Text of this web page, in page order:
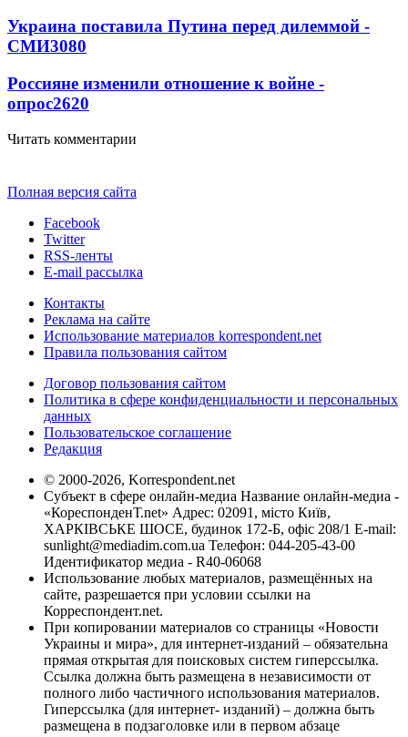
Украина поставила Путина перед дилеммой -
СМИ3080
Россияне изменили отношение к войне -
опрос2620
Читать комментарии
Полная версия сайта
Facebook
Twitter
RSS-ленты
E-mail рассылка
Контакты
Реклама на сайте
Использование материалов korrespondent.net
Правила пользования сайтом
Договор пользования сайтом
Политика в сфере конфиденциальности и персональных
данных
Пользовательское соглашение
Редакция
© 2000-2026, Korrespondent.net
Субъект в сфере онлайн-медиа Название онлайн-медиа -
«КореспонденТ.net» Адрес: 02091, місто Київ,
ХАРКІВСЬКЕ ШОСЕ, будинок 172-Б, офіс 208/1 E-mail:
sunlight@mediadim.com.ua Телефон: 044-205-43-00
Идентификатор медиа - R40-06068
Использование любых материалов, размещённых на
сайте, разрешается при условии ссылки на
Корреспондент.net.
При копировании материалов со страницы «Новости
Украины и мира», для интернет-изданий – обязательна
прямая открытая для поисковых систем гиперссылка.
Ссылка должна быть размещена в независимости от
полного либо частичного использования материалов.
Гиперссылка (для интернет- изданий) – должна быть
размещена в подзаголовке или в первом абзаце